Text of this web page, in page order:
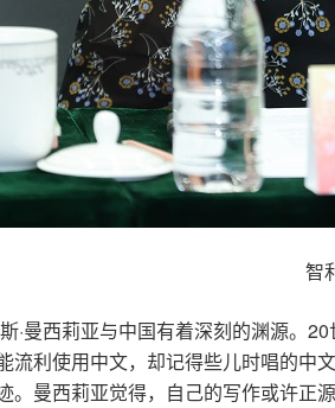
智
·曼西莉亚与中国有着深刻的渊源。
流利使用中文，却记得些儿时唱的中
。曼西莉亚觉得，自己的写作或许正